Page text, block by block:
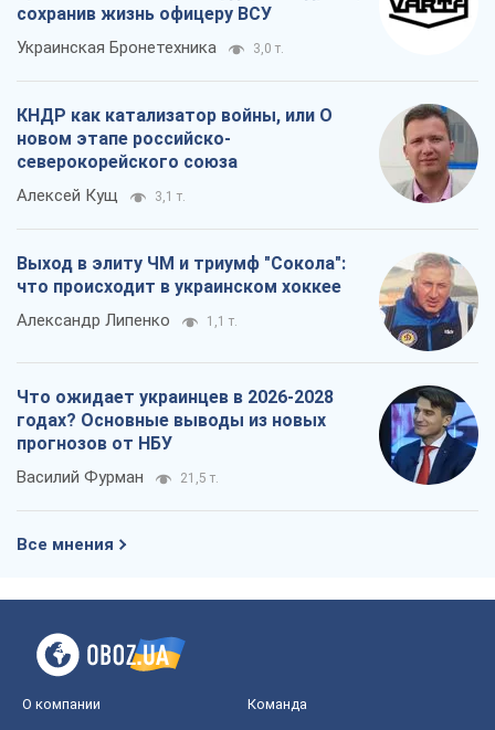
сохранив жизнь офицеру ВСУ
Украинская Бронетехника 3,0 т.
КНДР как катализатор войны, или О
новом этапе российско-
северокорейского союза
Алексей Кущ 3,1 т.
Выход в элиту ЧМ и триумф "Сокола":
что происходит в украинском хоккее
Александр Липенко 1,1 т.
Что ожидает украинцев в 2026-2028
годах? Основные выводы из новых
прогнозов от НБУ
Василий Фурман 21,5 т.
Все мнения
О компании Команда